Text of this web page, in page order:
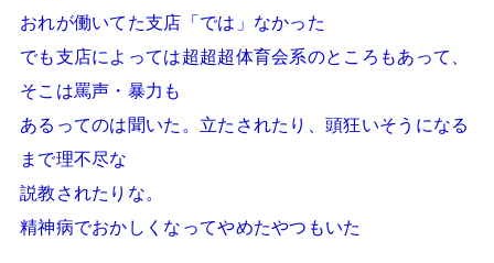
おれが働いてた支店「では」なかった
でも支店によっては超超超体育会系のところもあって、
そこは罵声・暴力も
あるってのは聞いた。立たされたり、頭狂いそうになる
まで理不尽な
説教されたりな。
精神病でおかしくなってやめたやつもいた